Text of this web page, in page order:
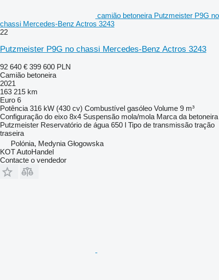
camião betoneira Putzmeister P9G no
chassi Mercedes-Benz Actros 3243
22
Putzmeister P9G no chassi Mercedes-Benz Actros 3243
92 640 € 399 600 PLN
Camião betoneira
2021
163 215 km
Euro 6
Potência 316 kW (430 cv) Combustível gasóleo Volume 9 m³
Configuração do eixo 8x4 Suspensão mola/mola Marca da betoneira
Putzmeister Reservatório de água 650 l Tipo de transmissão tração
traseira
Polónia, Medynia Głogowska
KOT AutoHandel
Contacte o vendedor